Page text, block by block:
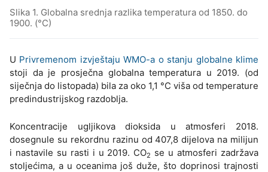
Slika 1. Globalna srednja razlika temperatura od 1850. do
1900. (°C)
U Privremenom izvještaju WMO-a o stanju globalne klime
stoji da je prosječna globalna temperatura u 2019. (od
siječnja do listopada) bila za oko 1,1 °C viša od temperature
predindustrijskog razdoblja.
Koncentracije ugljikova dioksida u atmosferi 2018.
dosegnule su rekordnu razinu od 407,8 dijelova na milijun
i nastavile su rasti i u 2019. CO2 se u atmosferi zadržava
stoljećima, a u oceanima još duže, što doprinosi trajnosti